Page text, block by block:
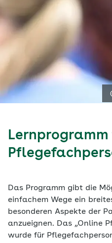
Lernprogramm
Das Programm gibt die
einfachem Wege ein
besonderen Aspekte der
anzueignen. Das „Online
wurde für